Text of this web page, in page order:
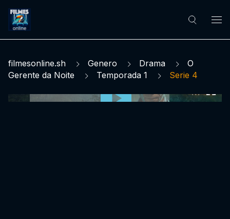
filmesonline.sh Genero Drama
O
Gerente da Noite
Temporada 1 Serie 4